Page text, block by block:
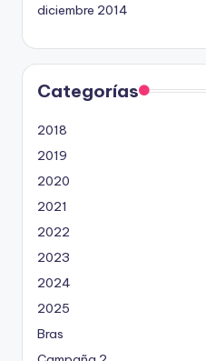
diciembre 2014
Categorías
2018
2019
2020
2021
2022
2023
2024
2025
Bras